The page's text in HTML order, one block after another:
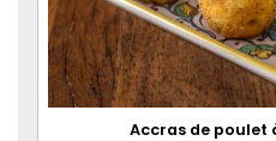
Accras de poulet